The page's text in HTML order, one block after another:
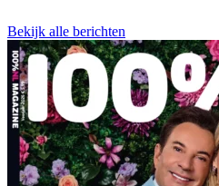
Bekijk alle berichten